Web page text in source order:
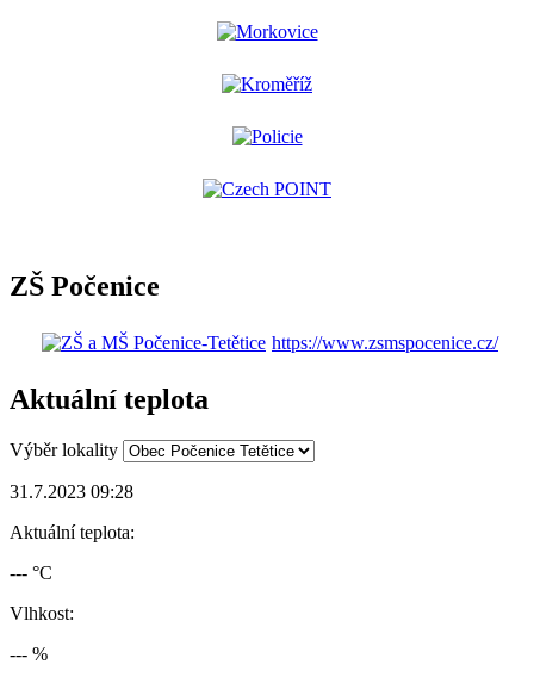
ZŠ Počenice
https://www.zsmspocenice.cz/
Aktuální teplota
Výběr lokality
31.7.2023 09:28
Aktuální teplota:
--- °C
Vlhkost:
--- %